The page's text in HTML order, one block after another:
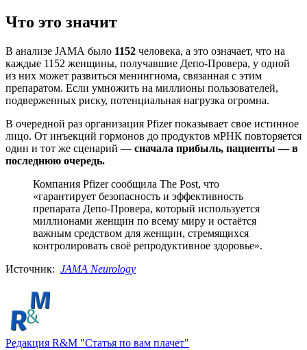
Что это значит
В анализе JAMA было 1152 человека, а это означает, что на
каждые 1152 женщины, получавшие Депо-Провера, у одной
из них может развиться менингиома, связанная с этим
препаратом. Если умножить на миллионы пользователей,
подверженных риску, потенциальная нагрузка огромна.
В очередной раз организация Pfizer показывает свое истинное
лицо. От инъекций гормонов до продуктов мРНК повторяется
один и тот же сценарий — сначала прибыль, пациенты — в
последнюю очередь.
Компания Pfizer сообщила The Post, что
«гарантирует безопасность и эффективность
препарата Депо-Провера, который используется
миллионами женщин по всему миру и остаётся
важным средством для женщин, стремящихся
контролировать своё репродуктивное здоровье».
Источник: JAMA Neurology
Редакция R&M "Статья по вам плачет"